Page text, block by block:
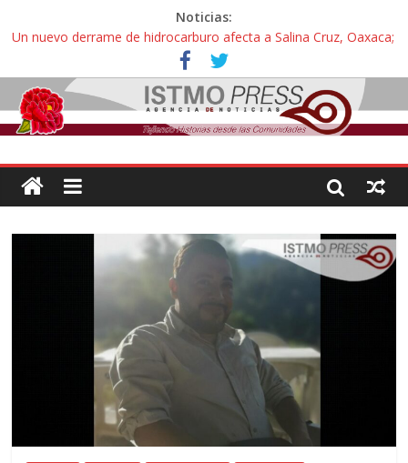
Noticias:
Un nuevo derrame de hidrocarburo afecta a Salina Cruz, Oaxaca;
ahora pescadores de Salinas del Marqués denuncian daños de
Pemex
Ángel, el joven autista expulsado por la Universidad Bienestar de
Ixtepec, Oaxaca vuelve a las aulas tras amparo
Familiares de periodista Alejandro Leyva se reúnen con titular de
intelectuales de su asesinato
Alertan pescadores de Juchitán, Oaxaca de nuevo despojo de su
Pescadores y comuneros ikoots detienen la extracción ilegal de
material pétreo de gravera Oyamel